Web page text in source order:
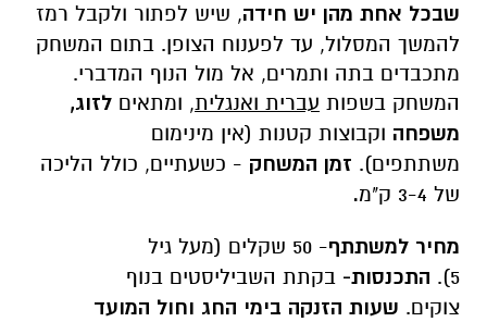
שבכל אחת מהן יש חידה, שיש לפתור ולקבל רמז
להמשך המסלול, עד לפענוח הצופן. בתום המשחק
מתכבדים בתה ותמרים, אל מול הנוף המדברי.
המשחק בשפות עברית ואנגלית, ומתאים לזוג,
משפחה וקבוצות קטנות (אין מינימום
משתתפים). זמן המשחק - כשעתיים, כולל הליכה
של 3-4 ק"מ
.
מחיר למשתתף
- 50 שקלים (מעל גיל
5).
התכנסות- בקתת השביליסטים בנוף
צוקים. שעות הזנקה בימי החג וחול המועד